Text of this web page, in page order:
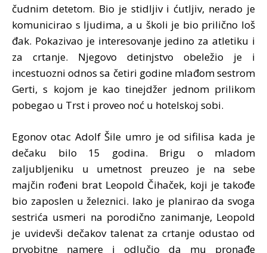
čudnim detetom. Bio je stidljiv i ćutljiv, nerado je
komunicirao s ljudima, a u školi je bio prilično loš
đak. Pokazivao je interesovanje jedino za atletiku i
za crtanje. Njegovo detinjstvo obeležio je i
incestuozni odnos sa četiri godine mlađom sestrom
Gerti, s kojom je kao tinejdžer jednom prilikom
pobegao u Trst i proveo noć u hotelskoj sobi.
Egonov otac Adolf Šile umro je od sifilisa kada je
dečaku bilo 15 godina. Brigu o mladom
zaljubljeniku u umetnost preuzeo je na sebe
majčin rođeni brat Leopold Čihaček, koji je takođe
bio zaposlen u železnici. Iako je planirao da svoga
sestrića usmeri na porodično zanimanje, Leopold
je uvidevši dečakov talenat za crtanje odustao od
prvobitne namere i odlučio da mu pronađe